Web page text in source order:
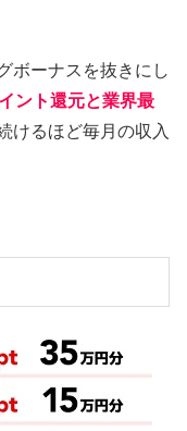
ボーナスを抜きにし
ント還元と業界最
けるほど毎月の収入